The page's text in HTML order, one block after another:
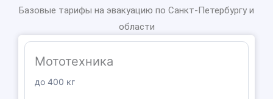
Базовые тарифы на эвакуацию по Санкт-Петербургу и
области
Мототехника
до 400 кг